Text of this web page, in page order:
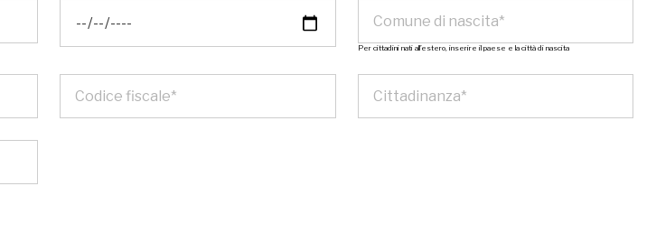
Per cittadini nati all’estero, inserire il paese e la città di nascita